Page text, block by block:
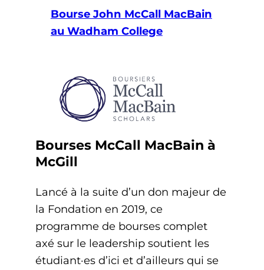
Bourse John McCall MacBain
au Wadham College
Bourses McCall MacBain à
McGill
Lancé à la suite d’un don majeur de
la Fondation en 2019, ce
programme de bourses complet
axé sur le leadership soutient les
étudiant·es d’ici et d’ailleurs qui se